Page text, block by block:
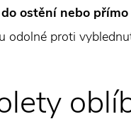
ostění nebo
odolné proti